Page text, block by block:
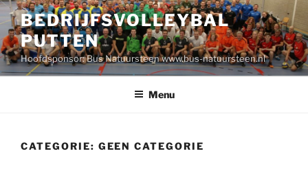
Ga
naar
de
inhoud
BEDRIJFSVOLLEYBAL
PUTTEN
Hoofdsponsor: Bus Natuursteen www.bus-natuursteen.nl
Menu
CATEGORIE: GEEN CATEGORIE